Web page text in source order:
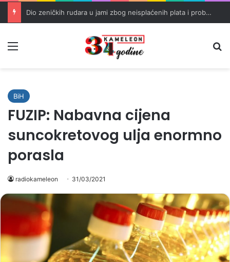
Dio zeničkih rudara u jami zbog neisplaćenih plata i problema sa zdravstvenim knjižicama
BiH
FUZIP: Nabavna cijena
suncokretovog ulja enormno
porasla
radiokameleon 31/03/2021